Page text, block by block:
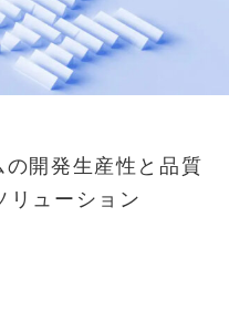
開発生産性と品質
リューション